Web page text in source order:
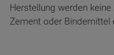
Herstellung werden
Zement oder Bindemittel